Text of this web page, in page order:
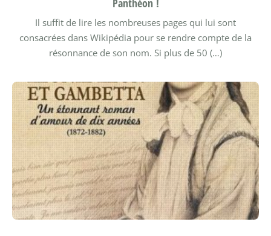
Il suffit de lire les nombreuses pages qui lui sont
consacrées dans Wikipédia pour se rendre compte de la
résonnance de son nom. Si plus de 50 (…)